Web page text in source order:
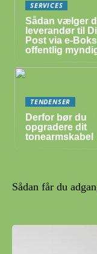
SERVICES
Sådan vælger
leverandør til
Post via e-
offentlig
TENDENSER
Derfor bør du
opgradere dit
tonearmskabel
Sådan får du